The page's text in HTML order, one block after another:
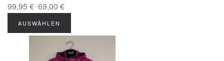
99,95 € 69,00 €
AUSWÄHLEN